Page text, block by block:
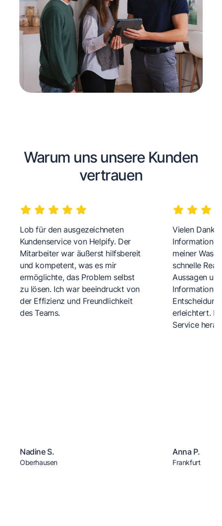
Warum uns unsere Kunden
vertrauen
Lob für den ausgezeichneten
Kundenservice von Helpify. Der
Mitarbeiter war äußerst hilfsbereit
und kompetent, was es mir
ermöglichte, das Problem selbst
zu lösen. Ich war beeindruckt von
der Effizienz und Freundlichkeit
des Teams.
Nadine S.
Oberhausen
Vielen Dank
meiner
schnelle
Aussagen
erleichtert.
Service
Anna P.
Frankfurt